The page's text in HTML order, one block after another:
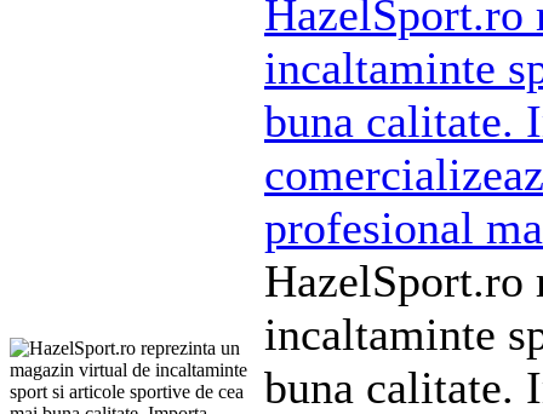
HazelSport.ro
incaltaminte
buna calitate.
profesional
HazelSport.ro
incaltaminte
buna calitate.